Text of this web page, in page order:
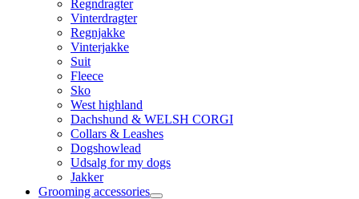
Regndragter
Vinterdragter
Regnjakke
Vinterjakke
Suit
Fleece
Sko
West highland
Dachshund & WELSH CORGI
Collars & Leashes
Dogshowlead
Udsalg for my dogs
Jakker
Grooming accessories